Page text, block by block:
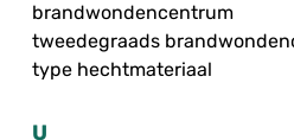
brandwondencentrum
tweedegraads
type hechtmateriaal
U